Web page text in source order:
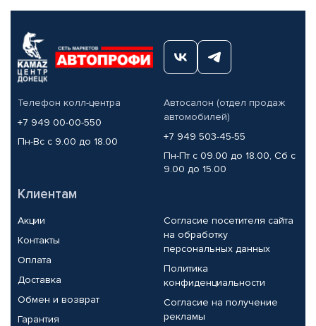
Телефон колл-центра
+7 949 00-00-550
Пн-Вс с 9.00 до 18.00
Автосалон (отдел продаж
автомобилей)
+7 949 503-45-55
Пн-Пт с 09.00 до 18.00, Сб с
9.00 до 15.00
Клиентам
Акции
Контакты
Оплата
Доставка
Обмен и возврат
Гарантия
Согласие посетителя сайта
на обработку
персональных данных
Политика
конфиденциальности
Согласие на получение
рекламы